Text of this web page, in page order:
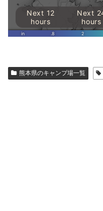
熊本県のキャンプ場一覧